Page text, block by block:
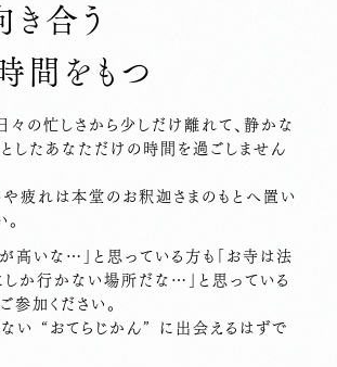
き合う
間をもつ
の忙しさから少しだけ離れて、静かな
したあなただけの時間を過ごしません
や疲れは本堂のお釈迦さまのもとへ置い
が高いな…」と思っている方も「お寺は法
か行かない場所だな…」と思っている
参加ください。
い “おてらじかん” に出会えるはずで